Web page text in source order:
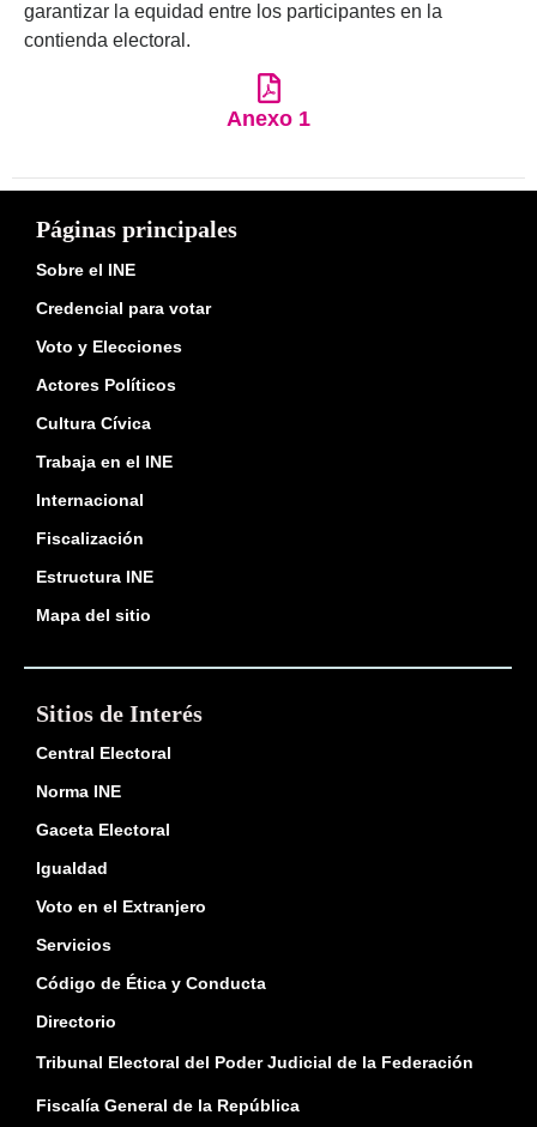
garantizar la equidad entre los participantes en la
contienda electoral.
Anexo 1
Páginas principales
Sobre el INE
Credencial para votar
Voto y Elecciones
Actores Políticos
Cultura Cívica
Trabaja en el INE
Internacional
Fiscalización
Estructura INE
Mapa del sitio
Sitios de Interés
Central Electoral
Norma INE
Gaceta Electoral
Igualdad
Voto en el Extranjero
Servicios
Código de Ética y Conducta
Directorio
Tribunal Electoral del Poder Judicial de la Federación
Fiscalía General de la República